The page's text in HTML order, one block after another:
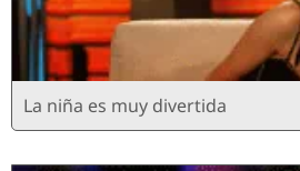
La niña es muy divertida